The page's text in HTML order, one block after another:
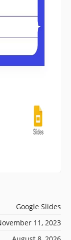
Google Slides
11, 2023